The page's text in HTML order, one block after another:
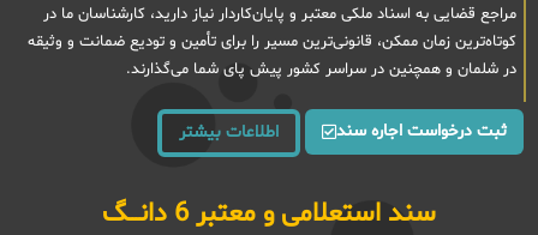
مراجع قضایی به اسناد ملکی معتبر و پایان‌کاردار نیاز دارید، کارشناسان ما در
کوتاه‌ترین زمان ممکن، قانونی‌ترین مسیر را برای تأمین و تودیع ضمانت و وثیقه
در شلمان و همچنین در سراسر کشور پیش پای شما می‌گذارند.
ثبت درخواست اجاره سند اطلاعات بیشتر
سند استعلامی و معتبر 6 دانـــگ